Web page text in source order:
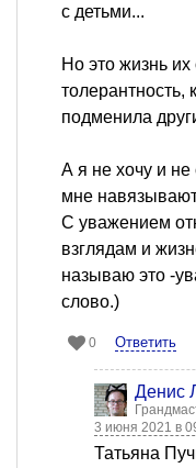
с детьми...
Но это жизнь
толерантность,
подменила
А я не хочу и не
мне
С уважением
взглядам и
называю это -
слово.)
0 Ответить
Денис
3 июня 2021 в
Татьяна